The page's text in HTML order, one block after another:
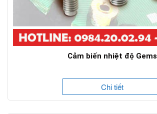
Cảm biến nhiệt độ Gems
Chi tiết